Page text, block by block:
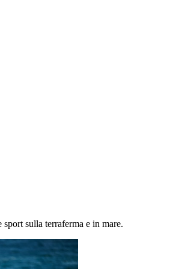
sulla terraferma e in mare.